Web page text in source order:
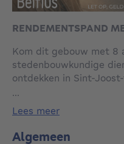
RENDEMENTSPAND
Kom dit gebouw met 8
stedenbouwkundige
ontdekken in Sint-
bij alle voorzieningen.
Het pand is als volgt
...
lees meer
Algemeen